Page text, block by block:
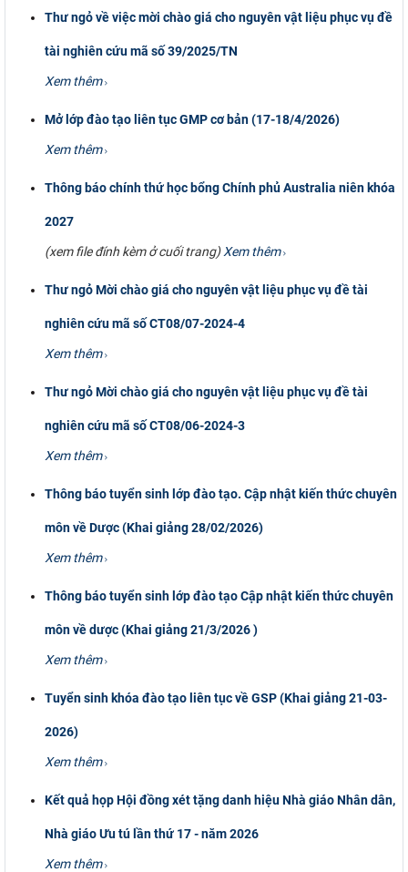
Thư ngỏ về việc mời chào giá cho nguyên vật liệu phục vụ đề
tài nghiên cứu mã số 39/2025/TN
Xem thêm
Mở lớp đào tạo liên tục GMP cơ bản (17-18/4/2026)
Xem thêm
Thông báo chính thứ học bổng Chính phủ Australia niên khóa
2027
(xem file đính kèm ở cuối trang)Xem thêm
Thư ngỏ Mời chào giá cho nguyên vật liệu phục vụ đề tài
nghiên cứu mã số CT08/07-2024-4
Xem thêm
Thư ngỏ Mời chào giá cho nguyên vật liệu phục vụ đề tài
nghiên cứu mã số CT08/06-2024-3
Xem thêm
Thông báo tuyển sinh lớp đào tạo. Cập nhật kiến thức chuyên
môn về Dược (Khai giảng 28/02/2026)
Xem thêm
Thông báo tuyển sinh lớp đào tạo Cập nhật kiến thức chuyên
môn về dược (Khai giảng 21/3/2026 )
Xem thêm
Tuyển sinh khóa đào tạo liên tục về GSP (Khai giảng 21-03-
2026)
Xem thêm
Kết quả họp Hội đồng xét tặng danh hiệu Nhà giáo Nhân dân,
Nhà giáo Ưu tú lần thứ 17 - năm 2026
Xem thêm